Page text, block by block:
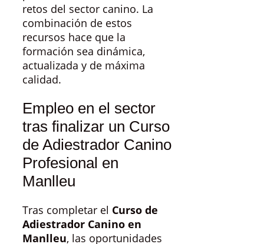
retos del sector canino. La
combinación de estos
recursos hace que la
formación sea dinámica,
actualizada y de máxima
calidad.
Empleo en el sector
tras finalizar un Curso
de Adiestrador Canino
Profesional en
Manlleu
Tras completar el Curso de
Adiestrador Canino en
Manlleu, las oportunidades